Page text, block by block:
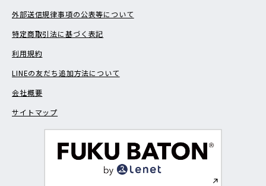
外部送信規律事項の公表等について
特定商取引法に基づく表記
利用規約
LINEの友だち追加方法について
会社概要
サイトマップ